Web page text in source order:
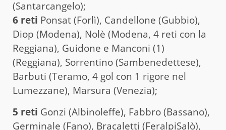
(Santarcangelo);
6 reti Ponsat (Forlì), Candellone (Gubbio),
Diop (Modena), Nolè (Modena, 4 reti con la
Reggiana), Guidone e Manconi (1)
(Reggiana), Sorrentino (Sambenedettese),
Barbuti (Teramo, 4 gol con 1 rigore nel
Lumezzane), Marsura (Venezia);
5 reti Gonzi (Albinoleffe), Fabbro (Bassano),
Germinale (Fano), Bracaletti (FeralpiSalò),